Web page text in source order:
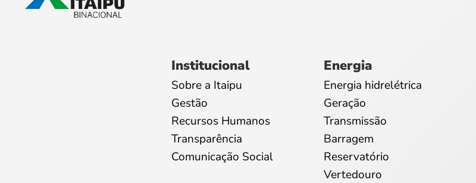
Institucional
Sobre a Itaipu
Gestão
Recursos Humanos
Transparência
Comunicação Social
Energia
Energia hidrelétrica
Geração
Transmissão
Barragem
Reservatório
Vertedouro